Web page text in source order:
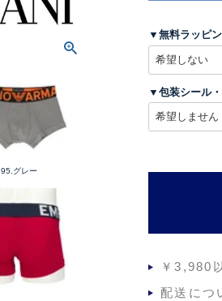
95.グレー
▼無料ラッピ
▼包装シール
￥3,980
配送につ